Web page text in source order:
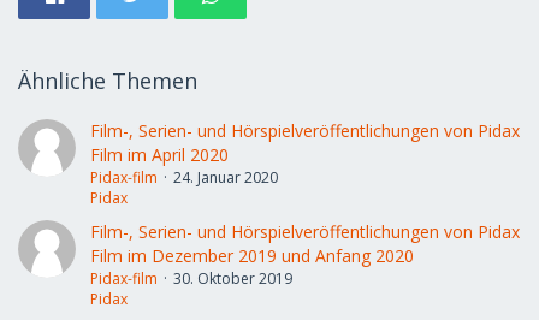
Ähnliche Themen
Film-, Serien- und Hörspielveröffentlichungen von Pidax
Film im April 2020
Pidax-film
24. Januar 2020
Pidax
Film-, Serien- und Hörspielveröffentlichungen von Pidax
Film im Dezember 2019 und Anfang 2020
Pidax-film
30. Oktober 2019
Pidax